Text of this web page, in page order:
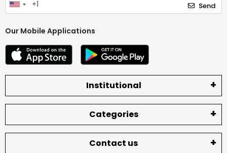
Send
Our Mobile Applications
Institutional
Categories
Contact us